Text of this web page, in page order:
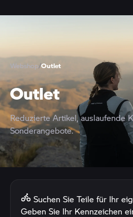
Webshop/Outlet
Outlet
Reduzierte Artikel, auslaufende
Sonderangebote.
Suchen Sie Teile für Ihr
Geben Sie Ihr Kennzeichen